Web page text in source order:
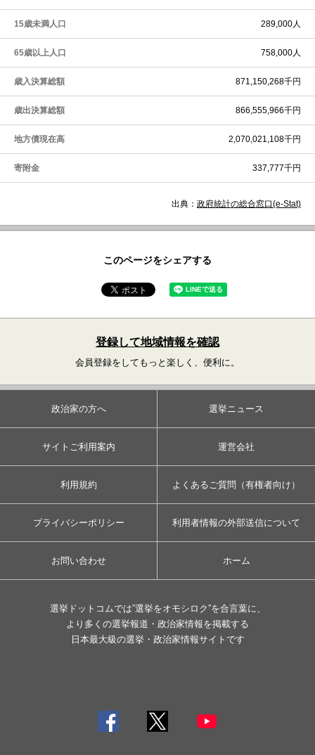
15歳未満人口 289,000人
65歳以上人口 758,000人
歳入決算総額 871,150,268千円
歳出決算総額 866,555,966千円
地方債現在高 2,070,021,108千円
寄附金 337,777千円
出典： 政府統計の総合窓口(e-Stat)
このページをシェアする
登録して地域情報を確認
会員登録をしてもっと楽しく、便利に。
政治家の方へ 選挙ニュース
サイトご利用案内 運営会社
利用規約 よくあるご質問（有権者向け）
プライバシーポリシー 利用者情報の外部送信について
お問い合わせ ホーム
選挙ドットコムでは”選挙をオモシロク”を合言葉に、
より多くの選挙報道・政治家情報を掲載する
日本最大級の選挙・政治家情報サイトです